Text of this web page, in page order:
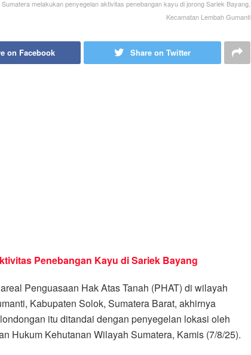
melakukan penyegelan aktivitas penebangan kayu di jorong Sariek Bayang,
Kecamatan Lembah Gumanti
on Facebook Share on Twitter
Penebangan Kayu di Sariek Bayang
Penguasaan Hak Atas Tanah (PHAT) di wilayah
Kabupaten Solok, Sumatera Barat, akhirnya
itu ditandai dengan penyegelan lokasi oleh
Hukum Kehutanan Wilayah Sumatera, Kamis (7/8/25).